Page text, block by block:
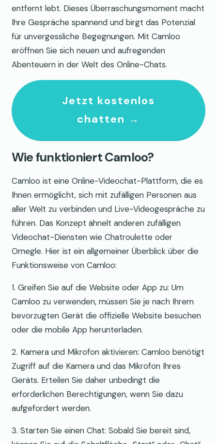
entfernt lebt. Dieses Überraschungsmoment macht
Ihre Gespräche spannend und birgt das Potenzial
für unvergessliche Begegnungen. Mit Camloo
eröffnen Sie sich neuen und aufregenden
Abenteuern in der Welt des Online-Chats.
Jetzt kostenlos
chatten →
Wie funktioniert Camloo?
Camloo ist eine Online-Videochat-Plattform, die es
Ihnen ermöglicht, sich mit zufälligen Personen aus
aller Welt zu verbinden und Live-Videogespräche zu
führen. Das Konzept ähnelt anderen zufälligen
Videochat-Diensten wie Chatroulette oder
Omegle. Hier ist ein allgemeiner Überblick über die
Funktionsweise von Camloo:
1. Greifen Sie auf die Website oder App zu: Um
Camloo zu verwenden, müssen Sie je nach Ihrem
bevorzugten Gerät die offizielle Website besuchen
oder die mobile App herunterladen.
2. Kamera und Mikrofon aktivieren: Camloo benötigt
Zugriff auf die Kamera und das Mikrofon Ihres
Geräts. Erteilen Sie daher unbedingt die
erforderlichen Berechtigungen, wenn Sie dazu
aufgefordert werden.
3. Starten Sie einen Chat: Sobald Sie bereit sind,